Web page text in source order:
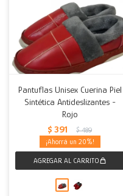
Pantuflas Unisex Cuerina Piel
Sintética Antideslizantes -
Rojo
$ 391 $ 489
20